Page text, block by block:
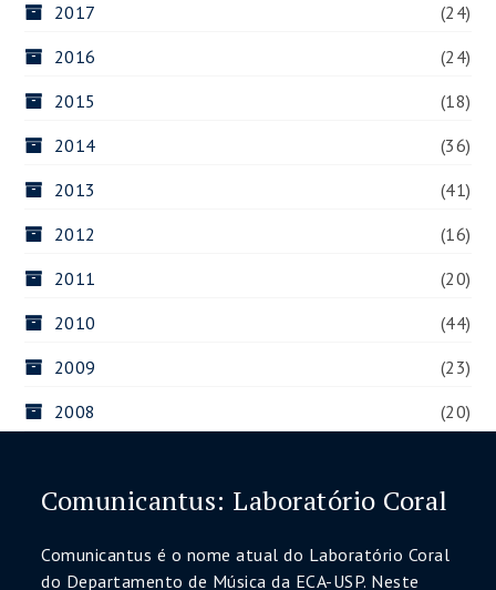
2017
(24)
2016
(24)
2015
(18)
2014
(36)
2013
(41)
2012
(16)
2011
(20)
2010
(44)
2009
(23)
2008
(20)
Comunicantus: Laboratório Coral
Comunicantus é o nome atual do Laboratório Coral
do Departamento de Música da ECA-USP. Neste